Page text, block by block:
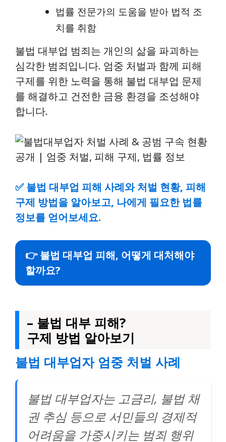
법률 전문가의 도움을 받아 법적 조
치를 취함
불법 대부업 범죄는 개인의 삶을 파괴하는
심각한 범죄입니다. 엄중 처벌과 함께 피해
구제를 위한 노력을 통해 불법 대부업 문제
를 해결하고 건전한 금융 환경을 조성해야
합니다.
✅ 불법 대부업 피해 사례와 처벌 현황, 피해
구제 방법을 알아보고, 나에게 필요한 법률
정보를 얻어보세요.
👉 불법 대부업 피해, 어떻게 대처해야
할까요?
– 불법 대부 피해?
구제 방법 알아보기
불법 대부업자 엄중 처벌 사례
불법 대부업자는 고금리, 불법 채
권 추심 등으로 서민들의 경제적
어려움을 가중시키는 범죄 행위